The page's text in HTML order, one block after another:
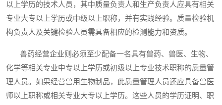
以上学历的技术人员，其中质量负责人和生产负责人应具有相关
专业大专以上学历或中级以上职称，并有实践经验。质量检验机
构负责人及关键检验人员需具备相应的检测能力和资质。
兽药经营企业则必须至少配备一名具有兽药、兽医、生物、
化学等相关专业中专以上学历或初级以上专业技术职称的质量管
理人员。如果经营兽用生物制品，此质量管理人员还应具备兽医
师以上职称或相关专业大专以上学历。这些人员的学历证明、职